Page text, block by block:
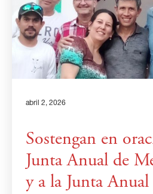
abril 2, 2026
Sostengan en
Junta Anual de
y a la Junta